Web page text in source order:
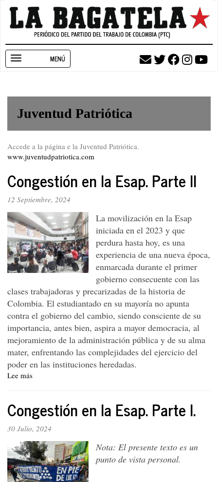
Pasar
contenido
navigation
Juventud Patriótica
Accede a la página e la Juventud Patriótica.
www.juventudpatriotica.com
Congestión en la Esap. Parte II
12 Septiembre, 2024
La movilización en la Esap
iniciada en el 2023 y que
perdura hasta hoy, es una
experiencia de una nueva época,
enmarcada durante el primer
gobierno consecuente con las
clases trabajadoras y precarizadas de la historia de
Colombia. El estudiantado en su mayoría no apunta
contra el gobierno del cambio, siendo consciente de su
importancia, antes bien, aspira a mayor democracia, al
mejoramiento de la administración pública y de su alma
mater, enfrentando las complejidades del ejercicio del
poder en las instituciones heredadas.
Lee más
la
Esap.
Parte
Congestión en la Esap. Parte I.
30 Julio, 2024
Nota: El presente texto es un
punto de vista personal.